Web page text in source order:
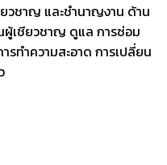
วชาญ และชำนาญงาน ด้าน
ผู้เชียวชาญ ดูแล การซ่อม
รทำความสะอาด การเปลี่ยน